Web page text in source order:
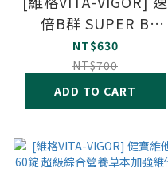
倍B群 SUPER B
Complex 60粒/瓶
NT$630
NT$700
ADD TO CART